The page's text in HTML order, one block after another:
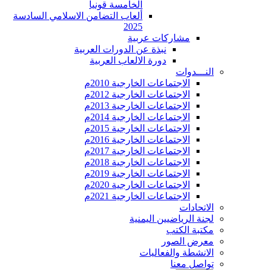
الخامسة قونيا
ألعاب التضامن الاسلامي السادسة
2025
مشاركات عربية
نبذة عن الدورات العربية
دورة الالعاب العربية
النـــدوات
الاجتماعات الخارجية 2010م
الاجتماعات الخارجية 2012م
الاجتماعات الخارجية 2013م
الاجتماعات الخارجية 2014م
الاجتماعات الخارجية 2015م
الاجتماعات الخارجية 2016م
الاجتماعات الخارجية 2017م
الاجتماعات الخارجية 2018م
الاجتماعات الخارجية 2019م
الاجتماعات الخارجية 2020م
الاجتماعات الخارجية 2021م
الاتحادات
لجنة الرياضيين اليمنية
مكتبة الكتب
معرض الصور
الانشطة والفعاليات
تواصل معنا